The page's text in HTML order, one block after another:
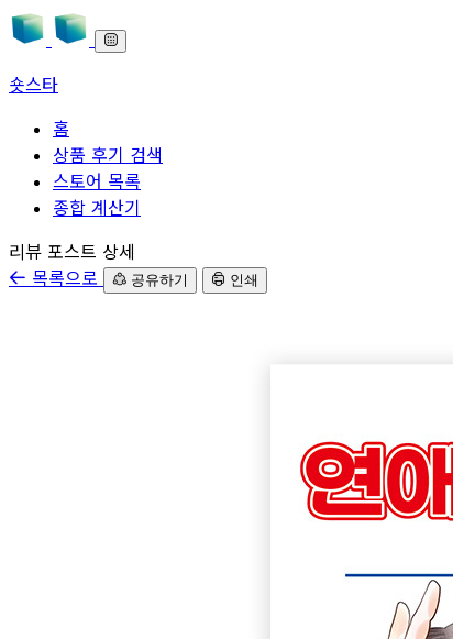
숏스타
홈
상품 후기 검색
스토어 목록
종합 계산기
본문으로 바로가기
리뷰 포스트 상세
목록으로
공유하기 인쇄